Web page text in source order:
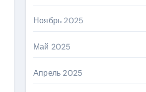
Ноябрь 2025
Май 2025
Апрель 2025